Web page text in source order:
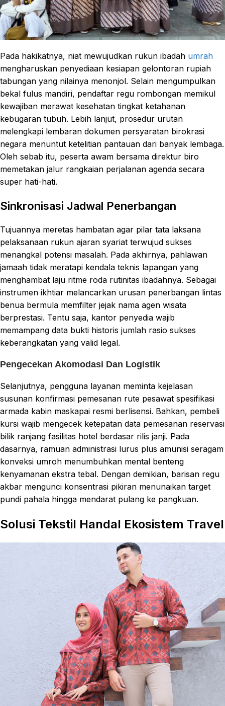
Pada hakikatnya, niat mewujudkan rukun ibadah umrah
mengharuskan penyediaan kesiapan gelontoran rupiah
tabungan yang nilainya menonjol. Selain mengumpulkan
bekal fulus mandiri, pendaftar regu rombongan memikul
kewajiban merawat kesehatan tingkat ketahanan
kebugaran tubuh. Lebih lanjut, prosedur urutan
melengkapi lembaran dokumen persyaratan birokrasi
negara menuntut ketelitian pantauan dari banyak lembaga.
Oleh sebab itu, peserta awam bersama direktur biro
memetakan jalur rangkaian perjalanan agenda secara
super hati-hati.
Sinkronisasi Jadwal Penerbangan
Tujuannya meretas hambatan agar pilar tata laksana
pelaksanaan rukun ajaran syariat terwujud sukses
menangkal potensi masalah. Pada akhirnya, pahlawan
jamaah tidak meratapi kendala teknis lapangan yang
menghambat laju ritme roda rutinitas ibadahnya. Sebagai
instrumen ikhtiar melancarkan urusan penerbangan lintas
benua bermula memfilter jejak nama agen wisata
berprestasi. Tentu saja, kantor penyedia wajib
memampang data bukti historis jumlah rasio sukses
keberangkatan yang valid legal.
Pengecekan Akomodasi Dan Logistik
Selanjutnya, pengguna layanan meminta kejelasan
susunan konfirmasi pemesanan rute pesawat spesifikasi
armada kabin maskapai resmi berlisensi. Bahkan, pembeli
kursi wajib mengecek ketepatan data pemesanan reservasi
bilik ranjang fasilitas hotel berdasar rilis janji. Pada
dasarnya, ramuan administrasi lurus plus amunisi seragam
konveksi umroh menumbuhkan mental benteng
kenyamanan ekstra tebal. Dengan demikian, barisan regu
akbar mengunci konsentrasi pikiran menunaikan target
pundi pahala hingga mendarat pulang ke pangkuan.
Solusi Tekstil Handal Ekosistem Travel